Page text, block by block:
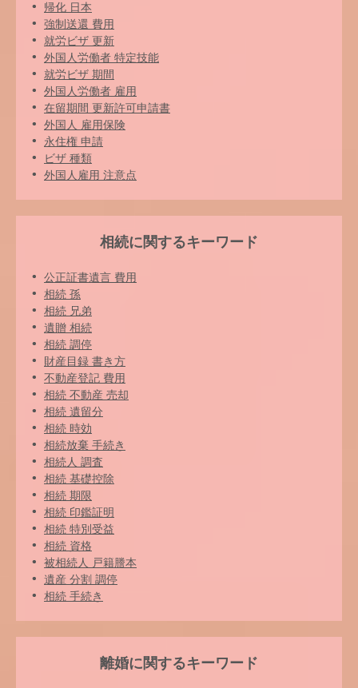
帰化 日本
強制送還 費用
就労ビザ 更新
外国人労働者 特定技能
就労ビザ 期間
外国人労働者 雇用
在留期間 更新許可申請書
外国人 雇用保険
永住権 申請
ビザ 種類
外国人雇用 注意点
相続に関するキーワード
公正証書遺言 費用
相続 孫
相続 兄弟
遺贈 相続
相続 調停
財産目録 書き方
不動産登記 費用
相続 不動産 売却
相続 遺留分
相続 時効
相続放棄 手続き
相続人 調査
相続 基礎控除
相続 期限
相続 印鑑証明
相続 特別受益
相続 資格
被相続人 戸籍謄本
遺産 分割 調停
相続 手続き
離婚に関するキーワード